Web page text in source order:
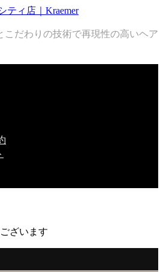
だわりの技術で再現性の高いヘア
ざいます